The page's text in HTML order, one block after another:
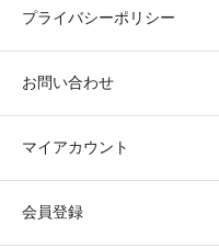
プライバシーポリシー
お問い合わせ
マイアカウント
会員登録